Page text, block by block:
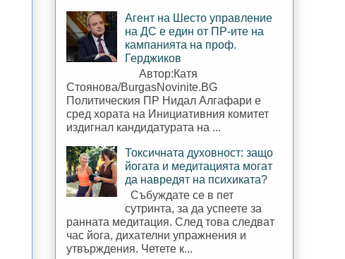
Агент на Шесто управление
на ДС е един от ПР-ите на
кампанията на проф.
Герджиков
Автор:Катя
Стоянова/BurgasNovinite.BG
Политическия ПР Нидал Алгафари е
сред хората на Инициативния комитет
издигнал кандидатурата на ...
Токсичната духовност: защо
йогата и медитацията могат
да навредят на психиката?
Събуждате се в пет
сутринта, за да успеете за
ранната медитация. След това следват
час йога, дихателни упражнения и
утвърждения. Четете к...